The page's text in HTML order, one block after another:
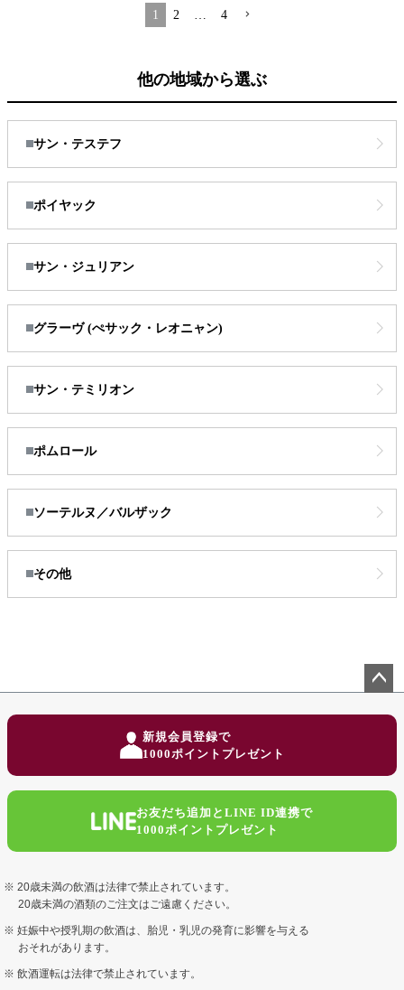
1 2 … 4
他の地域から選ぶ
サン・テステフ
ポイヤック
サン・ジュリアン
グラーヴ (ぺサック・レオニャン)
サン・テミリオン
ポムロール
ソーテルヌ／バルザック
その他
新規会員登録で
1000ポイントプレゼント
お友だち追加とLINE ID連携で
1000ポイントプレゼント
20歳未満の飲酒は法律で禁止されています。
20歳未満の酒類のご注文はご遠慮ください。
妊娠中や授乳期の飲酒は、胎児・乳児の発育に影響を与える
おそれがあります。
飲酒運転は法律で禁止されています。